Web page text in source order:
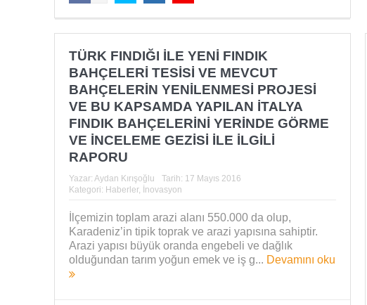
TÜRK FINDIĞI İLE YENİ FINDIK
BAHÇELERİ TESİSİ VE MEVCUT
BAHÇELERİN YENİLENMESİ PROJESİ
VE BU KAPSAMDA YAPILAN İTALYA
FINDIK BAHÇELERİNİ YERİNDE GÖRME
VE İNCELEME GEZİSİ İLE İLGİLİ
RAPORU
Yazar: Aydan Kırışoğlu Tarih: 17 Mayıs 2016
Kategori: Haberler, İnovasyon
İlçemizin toplam arazi alanı 550.000 da olup,
Karadeniz’in tipik toprak ve arazi yapısına sahiptir.
Arazi yapısı büyük oranda engebeli ve dağlık
olduğundan tarım yoğun emek ve iş g... Devamını oku